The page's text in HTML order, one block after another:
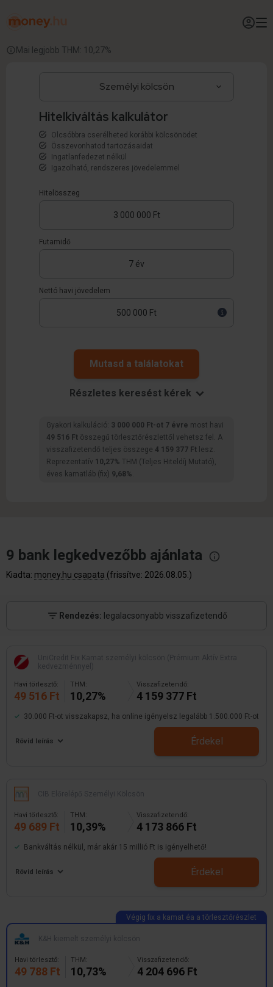
Mai legjobb THM: 10,27%
Hitelkiváltás kalkulátor
Olcsóbbra cserélheted korábbi kölcsönödet
Összevonhatod tartozásaidat
Ingatlanfedezet nélkül
Igazolható, rendszeres jövedelemmel
Hitelösszeg
Futamidő
Nettó havi jövedelem
Mutasd a találatokat
Részletes keresést kérek
Gyakori kalkuláció: 3 000 000 Ft-ot 7 évre most havi
49 516 Ft összegű törlesztőrészlettől vehetsz fel. A
visszafizetendő teljes összege 4 159 377 Ft lesz.
Reprezentatív 10,27% THM (Teljes Hiteldíj Mutató),
éves kamatláb (fix) 9,68%.
9 bank legkedvezőbb ajánlata
Kiadta: money.hu csapata (frissítve: 2026.08.05.)
Rendezés: legalacsonyabb visszafizetendő
Havi törlesztő:
49 516 Ft
THM:
10,27%
Visszafizetendő:
4 159 377 Ft
30.000 Ft-ot visszakapsz, ha online igényelsz legalább 1.500.000 Ft-ot
Rövid leírás Érdekel
Havi törlesztő:
49 689 Ft
THM:
10,39%
Visszafizetendő:
4 173 866 Ft
Bankváltás nélkül, már akár 15 millió Ft is igényelhető!
Rövid leírás Érdekel
Havi törlesztő:
49 788 Ft
THM:
10,73%
Visszafizetendő:
4 204 696 Ft